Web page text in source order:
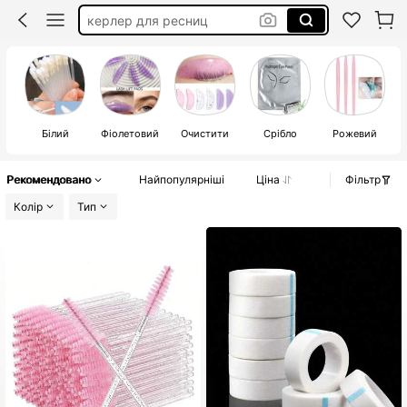
ламінування вій
патчі для нарощення
Білий Фіолетовий Очистити Срібло Рожевий
Рекомендовано Найпопулярніші Ціна
Фільтр
Колір
Тип